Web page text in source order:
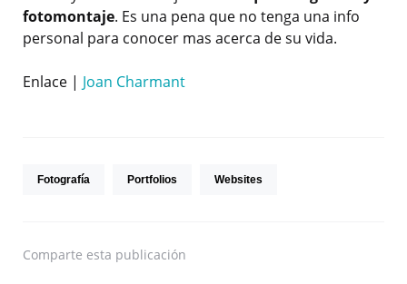
fotomontaje. Es una pena que no tenga una info
personal para conocer mas acerca de su vida.
Enlace | Joan Charmant
Fotografía Portfolios Websites
Comparte esta publicación